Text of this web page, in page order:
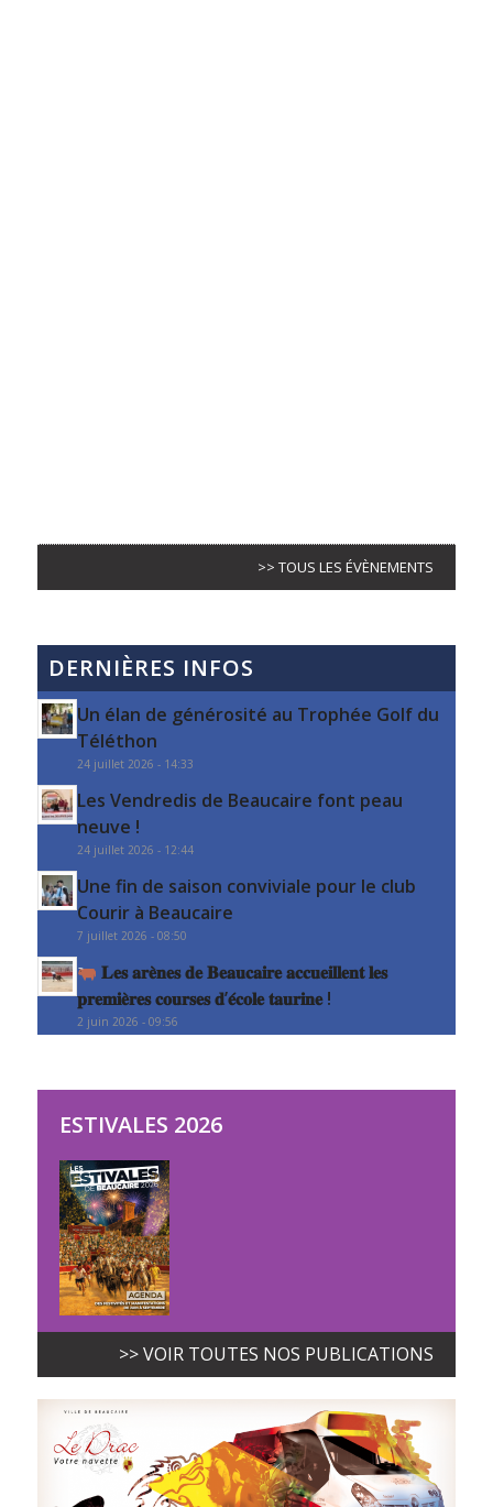
>> TOUS LES ÉVÈNEMENTS
DERNIÈRES INFOS
Un élan de générosité au Trophée Golf du
Téléthon
24 juillet 2026 - 14:33
Les Vendredis de Beaucaire font peau
neuve !
24 juillet 2026 - 12:44
Une fin de saison conviviale pour le club
Courir à Beaucaire
7 juillet 2026 - 08:50
𝐋𝐞𝐬 𝐚𝐫𝐞̀𝐧𝐞𝐬 𝐝𝐞 𝐁𝐞𝐚𝐮𝐜𝐚𝐢𝐫𝐞 𝐚𝐜𝐜𝐮𝐞𝐢𝐥𝐥𝐞𝐧𝐭 𝐥𝐞𝐬
𝐩𝐫𝐞𝐦𝐢𝐞̀𝐫𝐞𝐬 𝐜𝐨𝐮𝐫𝐬𝐞𝐬 𝐝’𝐞́𝐜𝐨𝐥𝐞 𝐭𝐚𝐮𝐫𝐢𝐧𝐞 !
2 juin 2026 - 09:56
ESTIVALES 2026
>> VOIR TOUTES NOS PUBLICATIONS